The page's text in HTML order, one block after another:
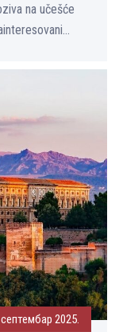
na učešće
2025.